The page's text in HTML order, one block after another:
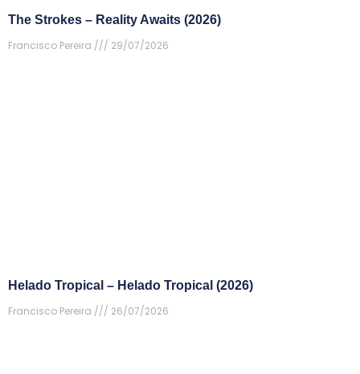
The Strokes – Reality Awaits (2026)
Francisco Pereira
29/07/2026
Helado Tropical – Helado Tropical (2026)
Francisco Pereira
26/07/2026